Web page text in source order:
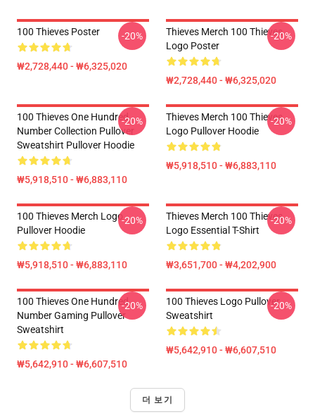
100 Thieves Poster
₩2,728,440 - ₩6,325,020
-20%
Thieves Merch 100 Thieves
Logo Poster
₩2,728,440 - ₩6,325,020
-20%
100 Thieves One Hundred
Number Collection Pullover
Sweatshirt Pullover Hoodie
₩5,918,510 - ₩6,883,110
-20%
Thieves Merch 100 Thieves
Logo Pullover Hoodie
₩5,918,510 - ₩6,883,110
-20%
100 Thieves Merch Logo
Pullover Hoodie
₩5,918,510 - ₩6,883,110
-20%
Thieves Merch 100 Thieves
Logo Essential T-Shirt
₩3,651,700 - ₩4,202,900
-20%
100 Thieves One Hundred
Number Gaming Pullover
Sweatshirt
₩5,642,910 - ₩6,607,510
-20%
100 Thieves Logo Pullover
Sweatshirt
₩5,642,910 - ₩6,607,510
-20%
더 보기